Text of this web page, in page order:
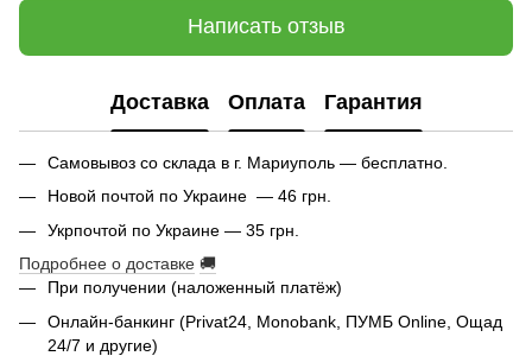
Написать отзыв
Доставка Оплата Гарантия
Самовывоз со склада в г. Мариуполь — бесплатно.
Новой почтой по Украине — 46 грн.
Укрпочтой по Украине — 35 грн.
Подробнее о доставке 🚚
При получении (наложенный платёж)
Онлайн-банкинг (Privat24, Monobank, ПУМБ Online, Ощад
24/7 и другие)